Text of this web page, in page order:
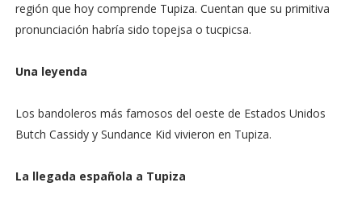
región que hoy comprende Tupiza. Cuentan que su primitiva
pronunciación habría sido topejsa o tucpicsa.
Una leyenda
Los bandoleros más famosos del oeste de Estados Unidos
Butch Cassidy y Sundance Kid vivieron en Tupiza.
La llegada española a Tupiza